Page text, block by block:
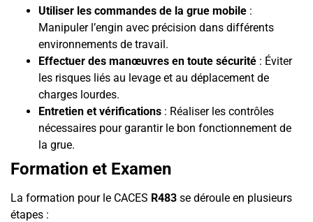
Utiliser les commandes de la grue mobile :
Manipuler l’engin avec précision dans différents
environnements de travail.
Effectuer des manœuvres en toute sécurité : Éviter
les risques liés au levage et au déplacement de
charges lourdes.
Entretien et vérifications : Réaliser les contrôles
nécessaires pour garantir le bon fonctionnement de
la grue.
Formation et Examen
La formation pour le CACES R483 se déroule en plusieurs
étapes :